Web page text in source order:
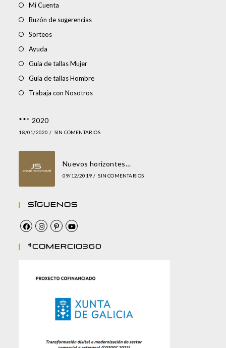
Mi Cuenta
Buzón de sugerencias
Sorteos
Ayuda
Guía de tallas Mujer
Guía de tallas Hombre
Trabaja con Nosotros
*** 2020
18/01/2020 / SIN COMENTARIOS
Nuevos horizontes…
09/12/2019 / SIN COMENTARIOS
Síguenos
#comercio360